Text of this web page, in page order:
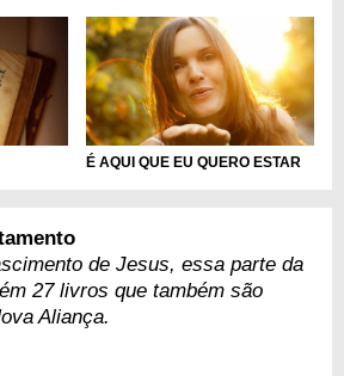
É AQUI QUE EU QUERO ESTAR
de Jesus, essa parte da
27 livros que também são
Aliança.